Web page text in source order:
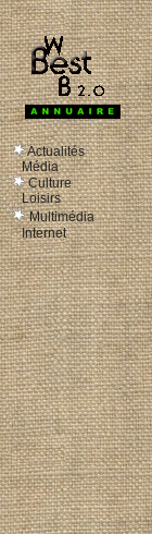
le bon
Actualités
Média
Culture
Loisirs
Multimédia
Internet